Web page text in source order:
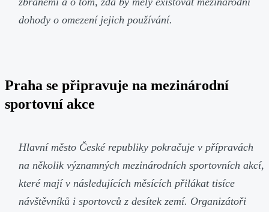
dohody o omezení jejich používání.
Praha se připravuje na mezinárodní
sportovní akce
Hlavní město České republiky pokračuje v přípravách
na několik významných mezinárodních sportovních akcí,
které mají v následujících měsících přilákat tisíce
návštěvníků i sportovců z desítek zemí. Organizátoři